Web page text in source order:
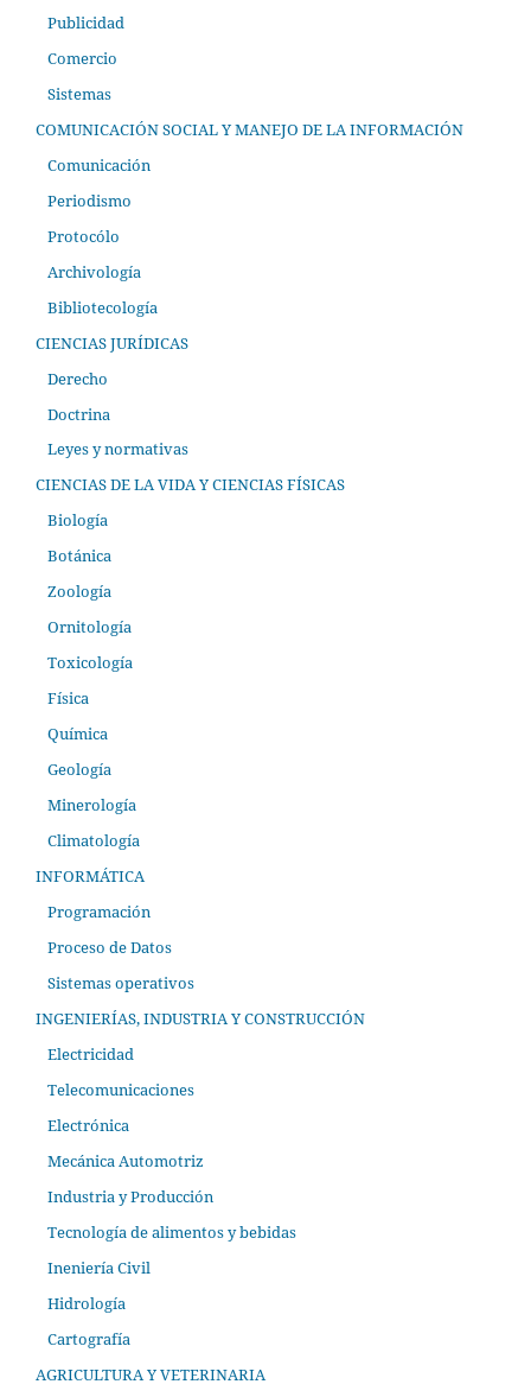
Publicidad
Comercio
Sistemas
COMUNICACIÓN SOCIAL Y MANEJO DE LA INFORMACIÓN
Comunicación
Periodismo
Protocólo
Archivología
Bibliotecología
CIENCIAS JURÍDICAS
Derecho
Doctrina
Leyes y normativas
CIENCIAS DE LA VIDA Y CIENCIAS FÍSICAS
Biología
Botánica
Zoología
Ornitología
Toxicología
Física
Química
Geología
Minerología
Climatología
INFORMÁTICA
Programación
Proceso de Datos
Sistemas operativos
INGENIERÍAS, INDUSTRIA Y CONSTRUCCIÓN
Electricidad
Telecomunicaciones
Electrónica
Mecánica Automotriz
Industria y Producción
Tecnología de alimentos y bebidas
Ineniería Civil
Hidrología
Cartografía
AGRICULTURA Y VETERINARIA